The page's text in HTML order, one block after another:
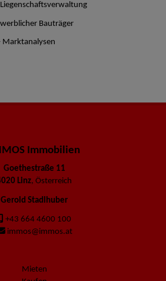
Bauträger
Marktanalysen
Immobilien
Goethestraße 11
Linz, Österreich
Gerold Stadlhuber
+43 664 4600 100
immos@immos.at
Mieten